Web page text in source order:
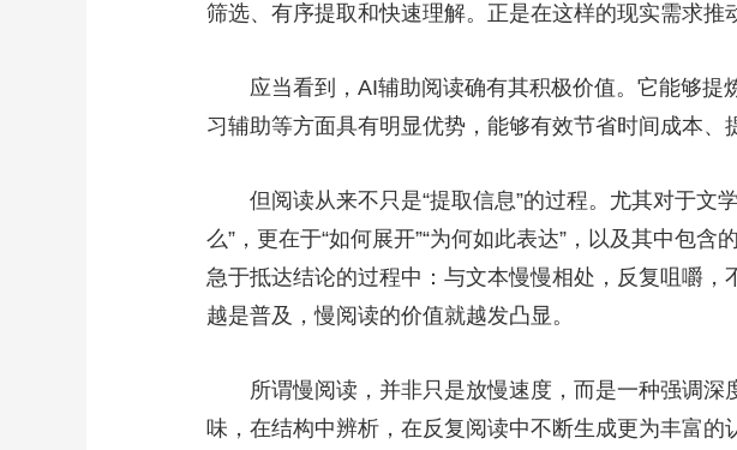
筛选、有序提取和快速理解。正是在这样的现实需求推
应当看到，AI辅助阅读确有其积极价值。它能够提
习辅助等方面具有明显优势，能够有效节省时间成本、
但阅读从来不只是“提取信息”的过程。尤其对于文
么”，更在于“如何展开”“为何如此表达”，以及其中包
急于抵达结论的过程中：与文本慢慢相处，反复咀嚼
越是普及，慢阅读的价值就越发凸显。
所谓慢阅读，并非只是放慢速度，而是一种强调深
味，在结构中辨析，在反复阅读中不断生成更为丰富